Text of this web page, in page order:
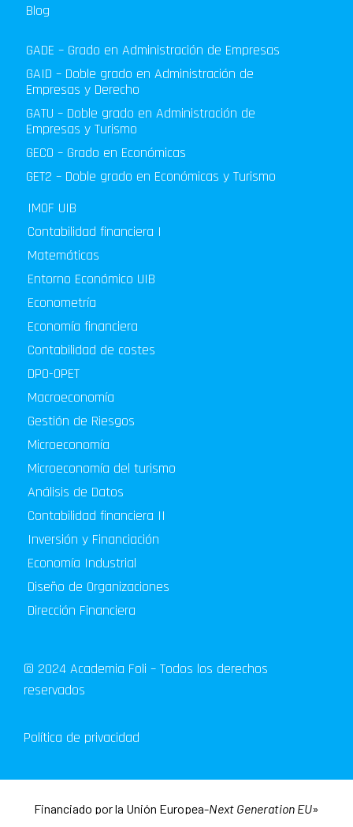
Blog
GADE – Grado en Administración de Empresas
GAID – Doble grado en Administración de
Empresas y Derecho
GATU – Doble grado en Administración de
Empresas y Turismo
GECO – Grado en Económicas
GET2 – Doble grado en Económicas y Turismo
IMOF UIB
Contabilidad financiera I
Matemáticas
Entorno Económico UIB
Econometría
Economía financiera
Contabilidad de costes
DPO-OPET
Macroeconomía
Gestión de Riesgos
Microeconomía
Microeconomía del turismo
Análisis de Datos
Contabilidad financiera II
Inversión y Financiación
Economía Industrial
Diseño de Organizaciones
Dirección Financiera
© 2024 Academia Foli – Todos los derechos
reservados
Política de privacidad
Financiado por la Unión Europea-Next Generation EU»